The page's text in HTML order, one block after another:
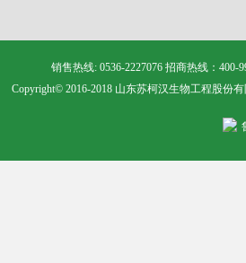
销售热线: 0536-2227076 招商热线：
Copyright© 2016-2018 山东苏柯汉生物工程股份